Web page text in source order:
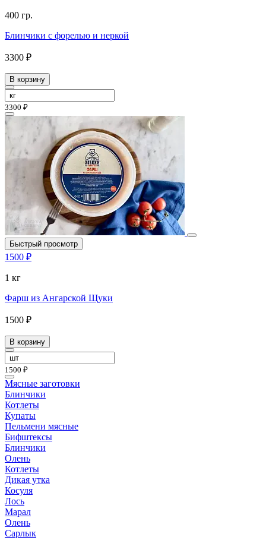
400 гр.
Блинчики с форелью и неркой
3300 ₽
В корзину
3300 ₽
Быстрый просмотр
1500 ₽
1 кг
Фарш из Ангарской Щуки
1500 ₽
В корзину
1500 ₽
Мясные заготовки
Блинчики
Котлеты
Купаты
Пельмени мясные
Бифштексы
Блинчики
Олень
Котлеты
Дикая утка
Косуля
Лось
Марал
Олень
Сарлык